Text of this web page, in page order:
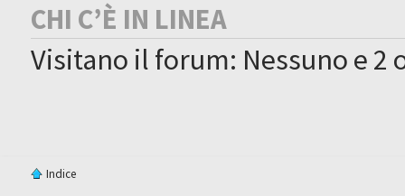
CHI C’È IN LINEA
Visitano il forum: Nessuno e 2
Indice